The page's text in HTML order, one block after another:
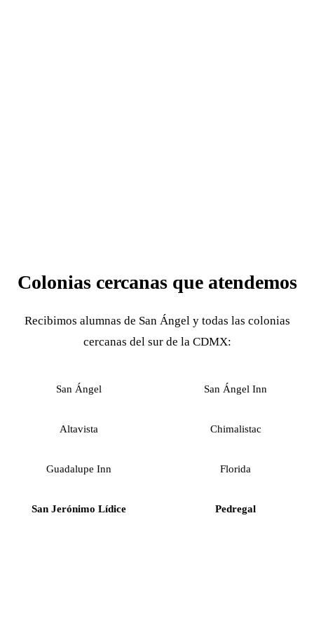
Colonias cercanas que atendemos
Recibimos alumnas de San Ángel y todas las colonias
cercanas del sur de la CDMX:
San Ángel San Ángel Inn
Altavista Chimalistac
Guadalupe Inn Florida
San Jerónimo Lídice Pedregal